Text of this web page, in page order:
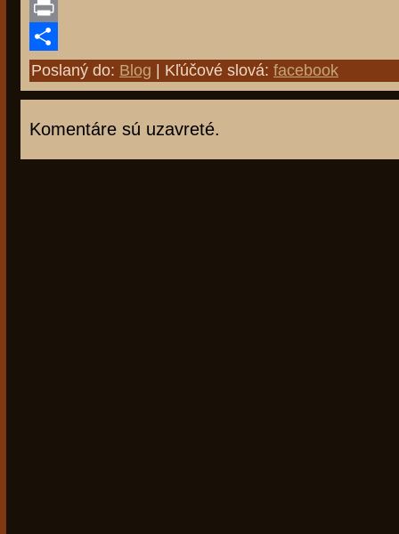
Email
Print
Share
Poslaný do: Blog | Kľúčové slová: facebook
Komentáre sú uzavreté.